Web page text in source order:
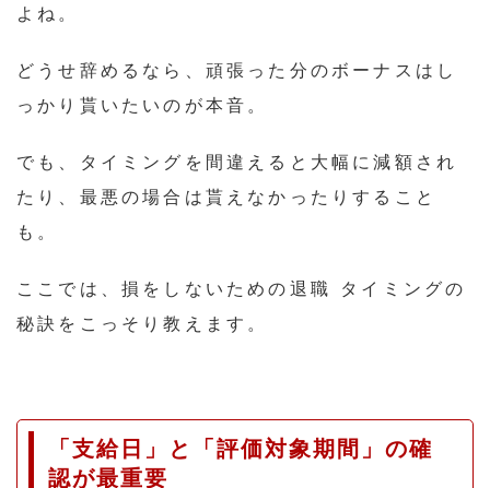
よね。
どうせ辞めるなら、頑張った分のボーナスはし
っかり貰いたいのが本音。
でも、タイミングを間違えると大幅に減額され
たり、最悪の場合は貰えなかったりすること
も。
ここでは、損をしないための退職 タイミングの
秘訣をこっそり教えます。
「支給日」と「評価対象期間」の確
認が最重要